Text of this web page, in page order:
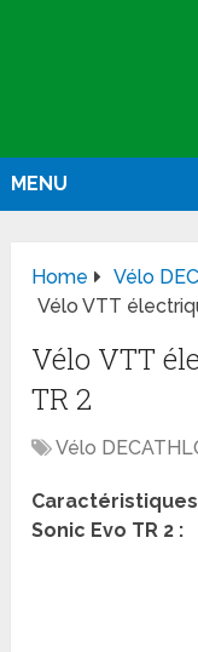
MENU
Home
Vélo
Vélo VTT
Vélo VTT
TR 2
Vélo
Sonic Evo TR 2 :